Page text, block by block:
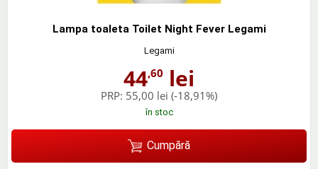
Lampa toaleta Toilet Night Fever Legami
Legami
44,60 lei
PRP: 55,00 lei (-18,91%)
în stoc
Cumpără